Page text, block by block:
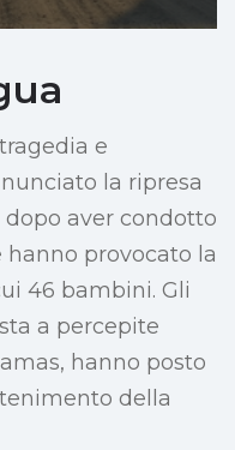
e
la ripresa
aver condotto
provocato la
46 bambini. Gli
a percepite
hanno posto
della